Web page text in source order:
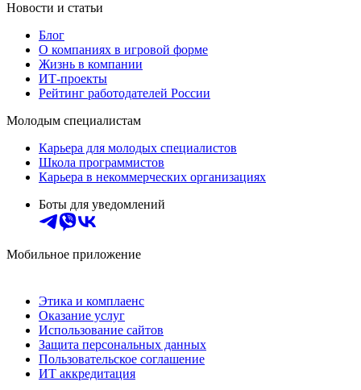
Новости и статьи
Блог
О компаниях в игровой форме
Жизнь в компании
ИТ-проекты
Рейтинг работодателей России
Молодым специалистам
Карьера для молодых специалистов
Школа программистов
Карьера в некоммерческих организациях
Боты для уведомлений
Мобильное приложение
Этика и комплаенс
Оказание услуг
Использование сайтов
Защита персональных данных
Пользовательское соглашение
ИТ аккредитация